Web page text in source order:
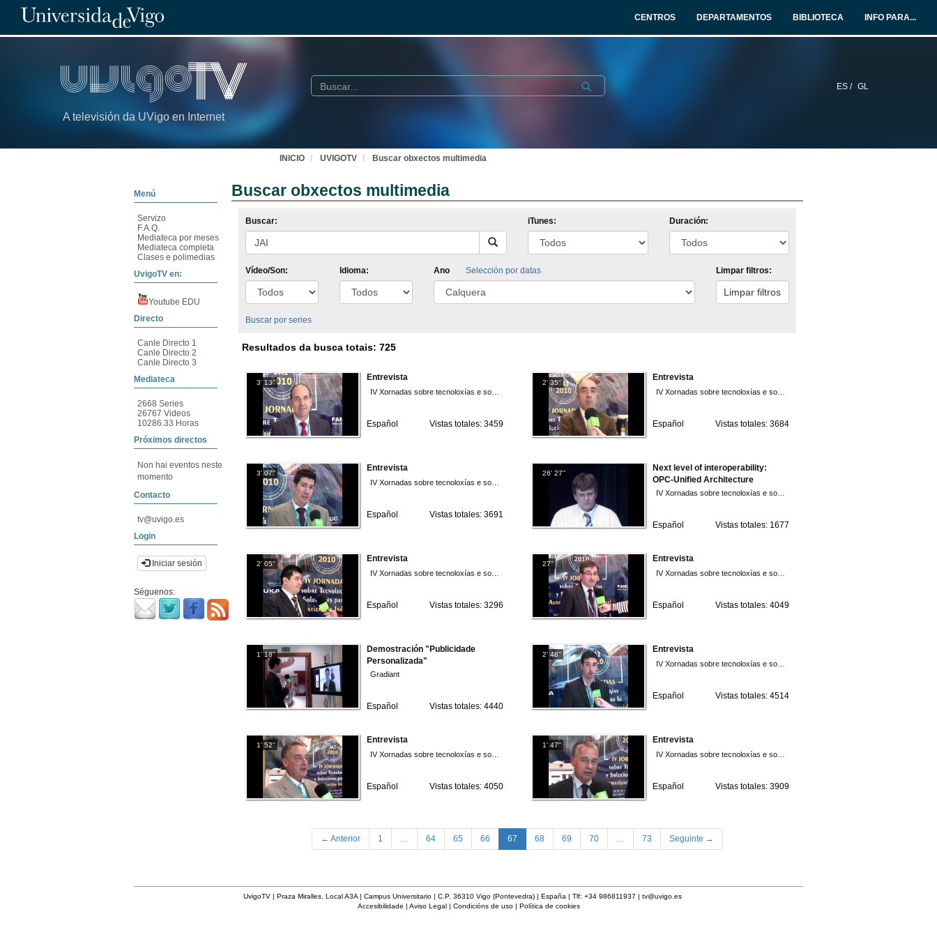
CENTROS DEPARTAMENTOS BIBLIOTECA INFO PARA...
A televisión da UVigo en Internet
ES / GL
Buscar Submit
INICIO UVIGOTV Buscar obxectos multimedia
Menú
Servizo
F.A.Q.
Mediateca por meses
Mediateca completa
Clases e polimedias
UvigoTV en:
Youtube EDU
Directo
Canle Directo 1
Canle Directo 2
Canle Directo 3
Mediateca
2668 Series
26767 Videos
10286.33 Horas
Próximos directos
Non hai eventos neste
momento
Contacto
tv@uvigo.es
Login
Iniciar sesión
Séguenos:
Buscar obxectos multimedia
Buscar: iTunes: Duración:
Vídeo/Son: Idioma: Ano Selección por datas Limpar filtros:
Buscar por series
Resultados da busca totais: 725
3' 13''
Entrevista
Español Vistas totales: 3459
2' 35''
Entrevista
Español Vistas totales: 3684
3' 07''
Entrevista
Español Vistas totales: 3691
26' 27''
Next level of interoperability:
OPC-Unified Architecture
Español Vistas totales: 1677
2' 05''
Entrevista
Español Vistas totales: 3296
27''
Entrevista
Español Vistas totales: 4049
1' 18''
Demostración "Publicidade
Personalizada"
Gradiant
Español Vistas totales: 4440
2' 48''
Entrevista
Español Vistas totales: 4514
1' 52''
Entrevista
Español Vistas totales: 4050
1' 47''
Entrevista
Español Vistas totales: 3909
← Anterior 1 … 64 65 66 67 (current)
68 69 70 … 73 Seguinte →
UvigoTV | Praza Miralles. Local A3A | Campus Universitario | C.P. 36310 Vigo (Pontevedra) | España | Tlf: +34 986811937 | tv@uvigo.es
Accesibilidade | Aviso Legal| Condicións de uso| Política de cookies